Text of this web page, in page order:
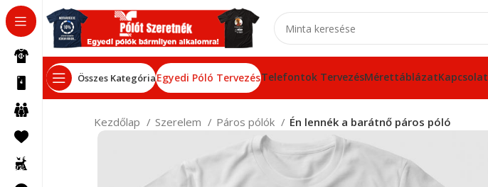
Összes KategóriaEgyedi Póló TervezésTelefontok TervezésMérettáblázatKapcsolat
Kezdőlap Szerelem Páros pólók Én lennék a barátnő páros póló